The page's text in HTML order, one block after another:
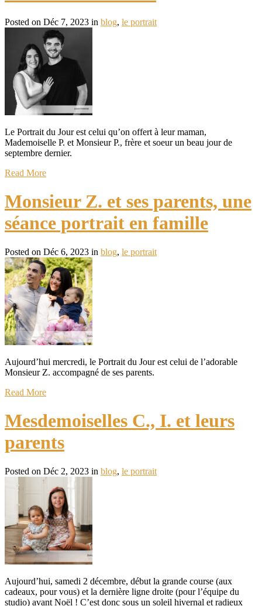
Posted on Déc 7, 2023 in blog, le portrait
Le Portrait du Jour est celui qu’on offert à leur maman,
Mademoiselle P. et Monsieur P., frère et soeur un beau jour de
septembre dernier.
Read More
Monsieur Z. et ses parents, une
séance portrait en famille
Posted on Déc 6, 2023 in blog, le portrait
Aujourd’hui mercredi, le Portrait du Jour est celui de l’adorable
Monsieur Z. accompagné de ses parents.
Read More
Mesdemoiselles C., I. et leurs
parents
Posted on Déc 2, 2023 in blog, le portrait
Aujourd’hui, samedi 2 décembre, début la grande course (aux
cadeaux, pour vous) et la dernière ligne droite (pour l’équipe du
studio) avant Noël ! C’est donc sous un soleil hivernal et radieux